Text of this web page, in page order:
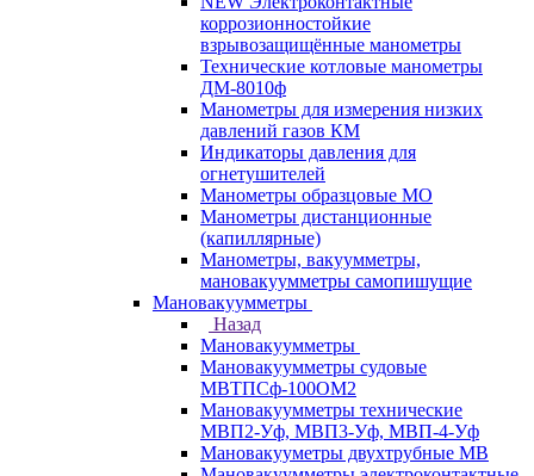
коррозионностойкие
взрывозащищённые манометры
Технические котловые манометры
ДМ-8010ф
Манометры для измерения низких
давлений газов КМ
Индикаторы давления для
огнетушителей
Манометры образцовые МО
Манометры дистанционные
(капиллярные)
Манометры, вакуумметры,
мановакуумметры самопишущие
Мановакуумметры
Назад
Мановакуумметры
Мановакуумметры судовые
МВТПСф-100ОМ2
Мановакуумметры технические
МВП2-Уф, МВП3-Уф, МВП-4-Уф
Мановакууметры двухтрубные МВ